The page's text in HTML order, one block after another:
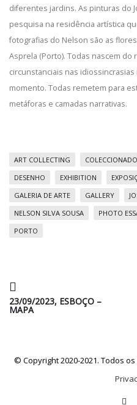
diferentes jardins. As pinturas do
pesquisa na residência artística
fotografias do Nelson são as
Asprela (Porto). Todas nascem
circunstanciais nas
momento. Todas remetem para
metáforas e camadas narrativas.
ART COLLECTING
DESENHO
EXHIBITION
GALERIA DE ARTE
GALLERY
NELSON SILVA SOUSA
PHOTO
PORTO
23/09/2023, ESBOÇO –
MAPA
© Copyright 2020-2021. Todos